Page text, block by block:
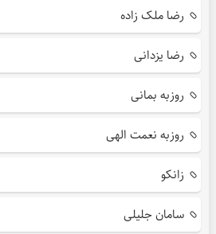
رضا ملک زاده
رضا یزدانی
روزبه بمانی
روزبه نعمت الهی
زانکو
سامان جلیلی